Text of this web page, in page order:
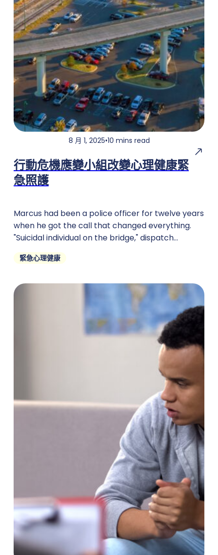
8 月 1, 2025•10 mins read
行動危機應變小組改變心理健康緊
急照護
Marcus had been a police officer for twelve years
when he got the call that changed everything.
"Suicidal individual on the bridge," dispatch
crackled through
緊急心理健康